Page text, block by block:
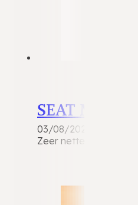
SEAT Mii
03/08/2026
Zeer nette en luxe